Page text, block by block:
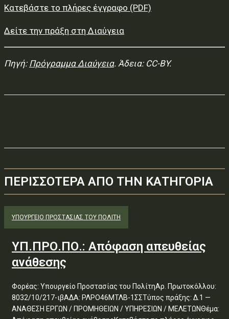
Κατεβάστε το πλήρες έγγραφο (PDF)
Δείτε την πράξη στη Διαύγεια
Πηγή: Πρόγραμμα Διαύγεια. Άδεια: CC-BY.
ΠΕΡΙΣΣΟΤΕΡΑ ΑΠΟ ΤΗΝ ΚΑΤΗΓΟΡΙΑ
ΥΠΟΥΡΓΕΊΟ ΠΡΟΣΤΑΣΊΑΣ ΤΟΥ ΠΟΛΊΤΗ
ΥΠ.ΠΡΟ.ΠΟ.: Απόφαση απευθείας
ανάθεσης
Φορέας: Υπουργείο Προστασίας του ΠολίτηΑρ. Πρωτοκόλλου:
8032/10/217-ιβΑΔΑ: ΡΛΡΟ46ΜΤΛΒ-1ΣΣΤύπος πράξης: Δ.1 —
ΑΝΑΘΕΣΗ ΕΡΓΩΝ / ΠΡΟΜΗΘΕΙΩΝ / ΥΠΗΡΕΣΙΩΝ / ΜΕΛΕΤΩΝΘέμα: